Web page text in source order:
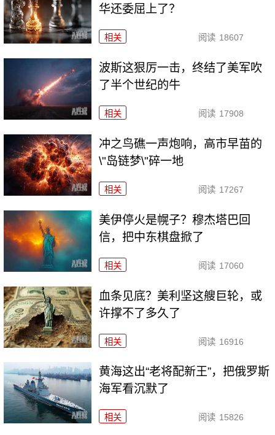
华还委屈上了？
相关 阅读 18607
波斯这狠厉一击，终结了美军吹
了半个世纪的牛
相关 阅读 17908
冲之鸟礁一声炮响，高市早苗的
\"岛链梦\"碎一地
相关 阅读 17267
美伊停火是幌子？穆杰塔巴回
信，把中东棋盘掀了
相关 阅读 17060
血条见底？美利坚这艘巨轮，或
许撑不了多久了
相关 阅读 16916
黄海这出“老将配新王”，把俄罗斯
海军看沉默了
相关 阅读 15826